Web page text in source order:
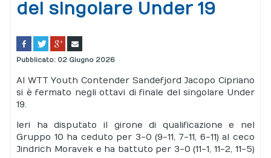
Safeguarding
Calendario
Portale risultati
del singolare Under 19
Pubblicato: 02 Giugno 2026
Al WTT Youth Contender Sandefjord Jacopo Cipriano
si è fermato negli ottavi di finale del singolare Under
19.
Ieri ha disputato il girone di qualificazione e nel
Gruppo 10 ha ceduto per 3-0 (9-11, 7-11, 6-11) al ceco
Jindrich Moravek e ha battuto per 3-0 (11-1, 11-2, 11-5)